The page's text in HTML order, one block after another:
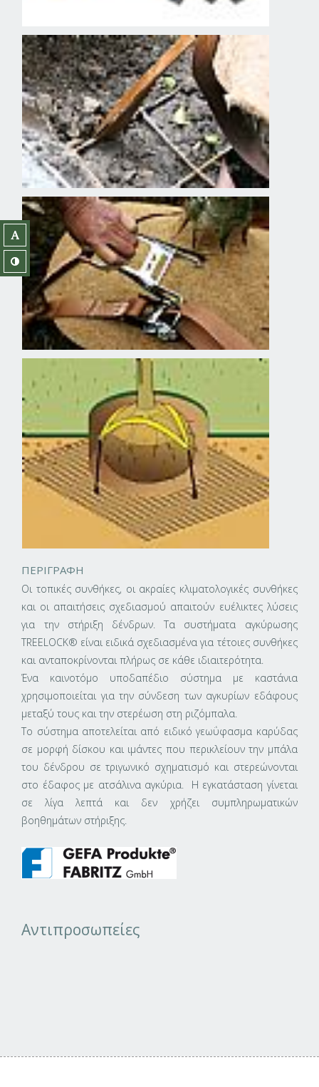
ΠΕΡΙΓΡΑΦΗ
Οι τοπικές συνθήκες, οι ακραίες κλιματολογικές συνθήκες
και οι απαιτήσεις σχεδιασμού απαιτούν ευέλικτες λύσεις
για την στήριξη δένδρων. Τα συστήματα αγκύρωσης
TREELOCK® είναι ειδικά σχεδιασμένα για τέτοιες συνθήκες
και ανταποκρίνονται πλήρως σε κάθε ιδιαιτερότητα.
Ένα καινοτόμο υποδαπέδιο σύστημα με καστάνια
χρησιμοποιείται για την σύνδεση των αγκυρίων εδάφους
μεταξύ τους και την στερέωση στη ριζόμπαλα.
Το σύστημα αποτελείται από ειδικό γεωΰφασμα καρύδας
σε μορφή δίσκου και ιμάντες που περικλείουν την μπάλα
του δένδρου σε τριγωνικό σχηματισμό και στερεώνονται
στο έδαφος με ατσάλινα αγκύρια. Η εγκατάσταση γίνεται
σε λίγα λεπτά και δεν χρήζει συμπληρωματικών
βοηθημάτων στήριξης.
Αντιπροσωπείες